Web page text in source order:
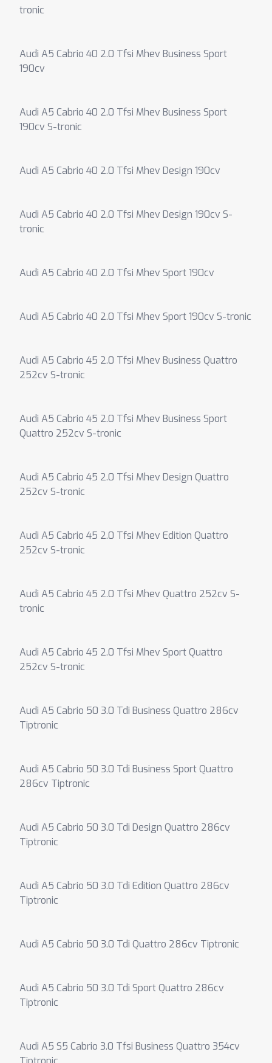
tronic
Audi A5 Cabrio 40 2.0 Tfsi Mhev Business Sport
190cv
Audi A5 Cabrio 40 2.0 Tfsi Mhev Business Sport
190cv S-tronic
Audi A5 Cabrio 40 2.0 Tfsi Mhev Design 190cv
Audi A5 Cabrio 40 2.0 Tfsi Mhev Design 190cv S-
tronic
Audi A5 Cabrio 40 2.0 Tfsi Mhev Sport 190cv
Audi A5 Cabrio 40 2.0 Tfsi Mhev Sport 190cv S-tronic
Audi A5 Cabrio 45 2.0 Tfsi Mhev Business Quattro
252cv S-tronic
Audi A5 Cabrio 45 2.0 Tfsi Mhev Business Sport
Quattro 252cv S-tronic
Audi A5 Cabrio 45 2.0 Tfsi Mhev Design Quattro
252cv S-tronic
Audi A5 Cabrio 45 2.0 Tfsi Mhev Edition Quattro
252cv S-tronic
Audi A5 Cabrio 45 2.0 Tfsi Mhev Quattro 252cv S-
tronic
Audi A5 Cabrio 45 2.0 Tfsi Mhev Sport Quattro
252cv S-tronic
Audi A5 Cabrio 50 3.0 Tdi Business Quattro 286cv
Tiptronic
Audi A5 Cabrio 50 3.0 Tdi Business Sport Quattro
286cv Tiptronic
Audi A5 Cabrio 50 3.0 Tdi Design Quattro 286cv
Tiptronic
Audi A5 Cabrio 50 3.0 Tdi Edition Quattro 286cv
Tiptronic
Audi A5 Cabrio 50 3.0 Tdi Quattro 286cv Tiptronic
Audi A5 Cabrio 50 3.0 Tdi Sport Quattro 286cv
Tiptronic
Audi A5 S5 Cabrio 3.0 Tfsi Business Quattro 354cv